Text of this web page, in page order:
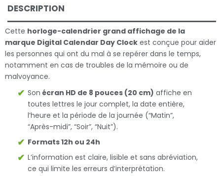
DESCRIPTION
Cette horloge-calendrier grand affichage de la
marque Digital Calendar Day Clock est conçue pour aider
les personnes qui ont du mal à se repérer dans le temps,
notamment en cas de troubles de la mémoire ou de
malvoyance.
Son écran HD de 8 pouces (20 cm) affiche en
toutes lettres le jour complet, la date entière,
l’heure et la période de la journée (“Matin”,
“Après-midi”, “Soir”, “Nuit”).
Formats 12h ou 24h
L’information est claire, lisible et sans abréviation,
ce qui limite les erreurs d’interprétation.